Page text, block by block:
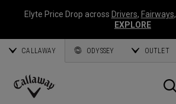
Elyte Price Drop across Drivers, Fairways,
EXPLORE
CALLAWAY ODYSSEY OUTLET